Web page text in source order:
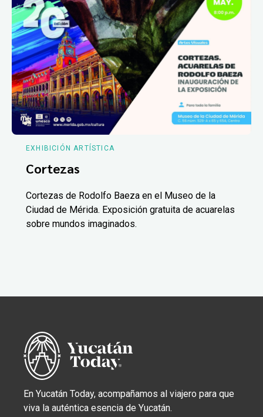
EXHIBICIÓN ARTÍSTICA
Cortezas
Cortezas de Rodolfo Baeza en el Museo de la
Ciudad de Mérida. Exposición gratuita de acuarelas
sobre mundos imaginados.
En Yucatán Today, acompañamos al viajero para que
viva la auténtica esencia de Yucatán.